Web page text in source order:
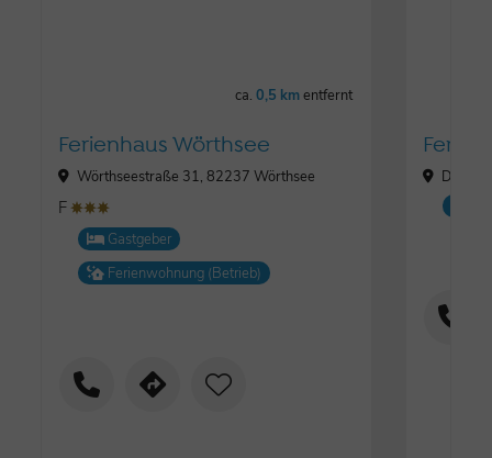
ca.0,5 kmentfernt
Ferienhaus Wörthsee
Wörthseestraße 31, 82237 Wörthsee
F ȚȚȚ
Gastgeber
Ferienwohnung (Betrieb)